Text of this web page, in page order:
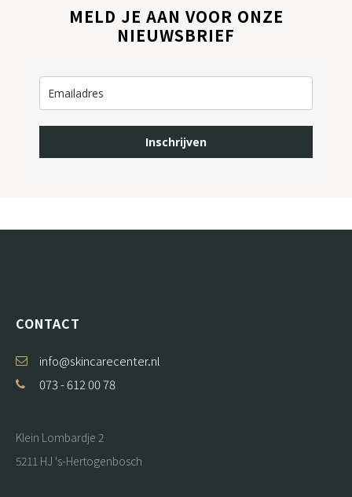
MELD JE AAN VOOR ONZE
NIEUWSBRIEF
Inschrijven
CONTACT
info@skincarecenter.nl
073 - 612 00 78
Klein Lombardje 2
5211 HJ 's-Hertogenbosch